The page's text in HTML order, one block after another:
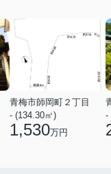
青梅市師岡町２丁目
- (134.30㎡)
1,530万円
-